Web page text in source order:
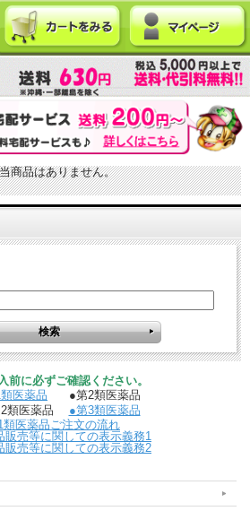
商品はありません。
前に必ずご確認ください。
医薬品
●第2類医薬品
類医薬品
●第3類医薬品
類医薬品ご注文の流れ
販売等に関しての表示義務1
販売等に関しての表示義務2